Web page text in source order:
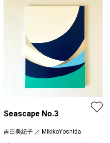
Seascape No.3
吉田美紀子 ／ MikikoYoshida